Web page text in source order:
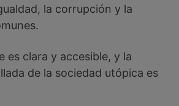
la corrupción y la
es clara y accesible, y la
de la sociedad utópica es